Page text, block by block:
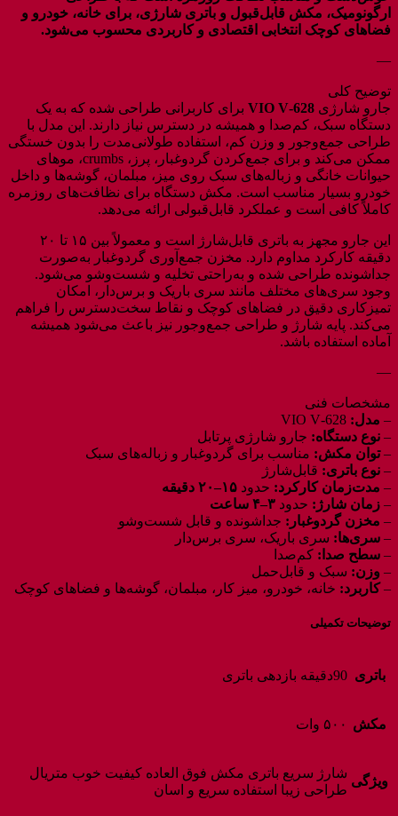
ارگونومیک، مکش قابل‌قبول و باتری شارژی، برای خانه، خودرو و
فضاهای کوچک انتخابی اقتصادی و کاربردی محسوب می‌شود.
—
توضیح کلی
جارو شارژی VIO V‑628 برای کاربرانی طراحی شده که به یک
دستگاه سبک، کم‌صدا و همیشه در دسترس نیاز دارند. این مدل با
طراحی جمع‌وجور و وزن کم، استفاده طولانی‌مدت را بدون خستگی
ممکن می‌کند و برای جمع‌کردن گردوغبار، پرز، crumbs، موهای
حیوانات خانگی و زباله‌های سبک روی میز، مبلمان، گوشه‌ها و داخل
خودرو بسیار مناسب است. مکش دستگاه برای نظافت‌های روزمره
کاملاً کافی است و عملکرد قابل‌قبولی ارائه می‌دهد.
این جارو مجهز به باتری قابل‌شارژ است و معمولاً بین ۱۵ تا ۲۰
دقیقه کارکرد مداوم دارد. مخزن جمع‌آوری گردوغبار به‌صورت
جداشونده طراحی شده و به‌راحتی تخلیه و شست‌وشو می‌شود.
وجود سری‌های مختلف مانند سری باریک و برس‌دار، امکان
تمیزکاری دقیق در فضاهای کوچک و نقاط سخت‌دسترس را فراهم
می‌کند. پایه شارژ و طراحی جمع‌وجور نیز باعث می‌شود همیشه
آماده استفاده باشد.
—
مشخصات فنی
– مدل:
– نوع دستگاه: جارو شارژی پرتابل
–توان مکش: مناسب برای گردوغبار و زباله‌های سبک
– نوع باتری: قابل‌شارژ
– مدت‌زمان کارکرد: حدود ۱۵–۲۰ دقیقه
– زمان شارژ: حدود ۳–۴ ساعت
– مخزن گردوغبار: جداشونده و قابل شست‌وشو
– سری‌ها: سری باریک، سری برس‌دار
– سطح صدا: کم‌صدا
– وزن: سبک و قابل‌حمل
–کاربرد: خانه، خودرو، میز کار، مبلمان، گوشه‌ها و فضاهای کوچک
توضیحات تکمیلی
باتری 90دقیقه بازدهی باتری
مکش ۵۰۰ وات
ویژگی
شارژ سریع باتری مکش فوق العاده کیفیت خوب متریال
طراحی زیبا استفاده سریع و اسان